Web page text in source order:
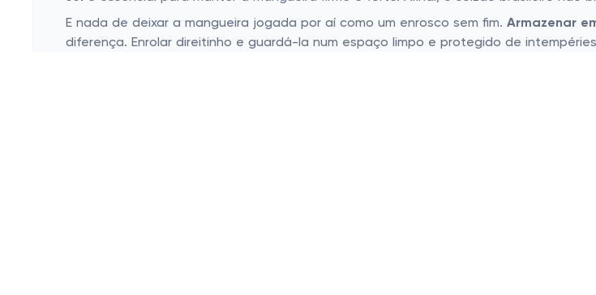
E nada de deixar a mangueira jogada por aí como um enrosco sem fim. Armazenar
diferença. Enrolar direitinho e guardá-la num espaço limpo e protegido de